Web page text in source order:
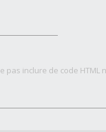
inclure de code HTML